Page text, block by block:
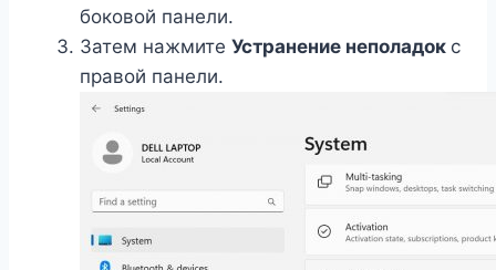
боковой панели.
Затем нажмите Устранение неполадок с
правой панели.